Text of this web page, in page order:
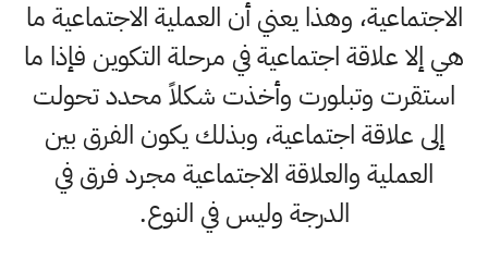
الاجتماعية، وهذا يعني أن العملية الاجتماعية ما
هي إلا علاقة اجتماعية في مرحلة التكوين فإذا ما
استقرت وتبلورت وأخذت شكلاً محدد تحولت
إلى علاقة اجتماعية، وبذلك يكون الفرق بين
العملية والعلاقة الاجتماعية مجرد فرق في
الدرجة وليس في النوع.